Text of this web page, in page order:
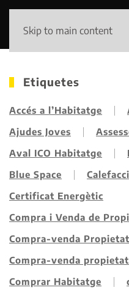
Skip to main content
Etiquetes
Accés a l’Habitatge
Ajudes Joves
Aval ICO Habitatge
Blue Space
Certificat Energètic
Compra i Venda de
Compra-venda
Compra-venda
Comprar Habitatge